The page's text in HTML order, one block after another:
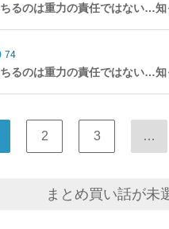
るのは重力の責任ではない…
74
るのは重力の責任ではない…
2 3 …
まとめ買い話が未